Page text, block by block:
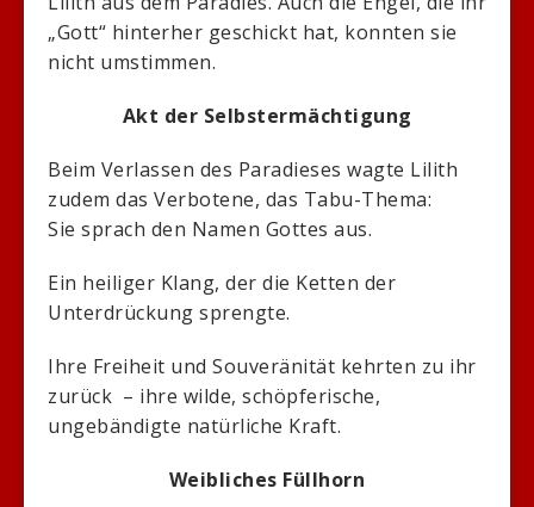
„Gott“ hinterher geschickt hat, konnten sie
nicht umstimmen.
Akt der Selbstermächtigung
Beim Verlassen des Paradieses wagte Lilith
zudem das Verbotene, das Tabu-Thema:
Sie sprach den Namen Gottes aus.
Ein heiliger Klang, der die Ketten der
Unterdrückung sprengte.
Ihre Freiheit und Souveränität kehrten zu ihr
zurück – ihre wilde, schöpferische,
ungebändigte natürliche Kraft.
Weibliches Füllhorn